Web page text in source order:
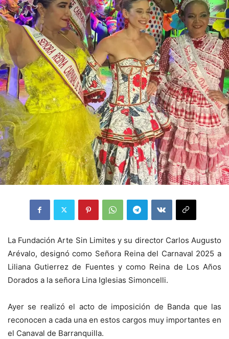
La Fundación Arte Sin Limites y su director Carlos Augusto
Arévalo, designó como Señora Reina del Carnaval 2025 a
Liliana Gutierrez de Fuentes y como Reina de Los Años
Dorados a la señora Lina Iglesias Simoncelli.
Ayer se realizó el acto de imposición de Banda que las
reconocen a cada una en estos cargos muy importantes en
el Canaval de Barranquilla.